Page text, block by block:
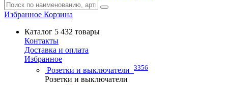
Избранное Корзина
Каталог 5 432 товары
Контакты
Доставка и оплата
Избранное
Розетки и выключатели 3356
Розетки и выключатели